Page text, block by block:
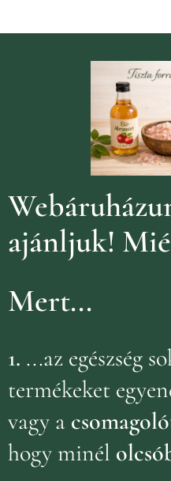
ajánljuk!
Mert...
1. ...az egészség
termékeket
vagy a
hogy minél